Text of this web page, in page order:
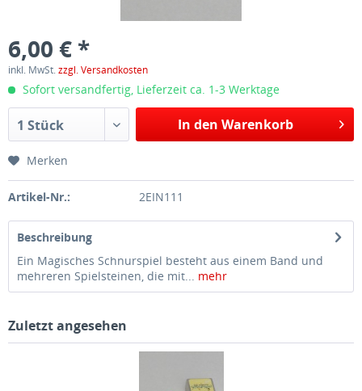
6,00 € *
inkl. MwSt.zzgl. Versandkosten
Sofort versandfertig, Lieferzeit ca. 1-3 Werktage
1 Stück In den Warenkorb
Merken
Artikel-Nr.: 2EIN111
Beschreibung
Ein Magisches Schnurspiel besteht aus einem Band und
mehreren Spielsteinen, die mit... mehr
Zuletzt angesehen